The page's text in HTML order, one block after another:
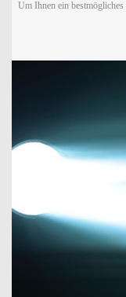
Um Ihnen ein